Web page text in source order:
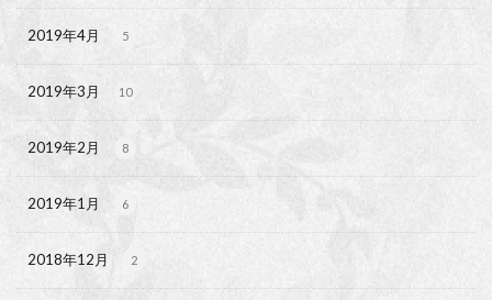
2019年4月 5
2019年3月 10
2019年2月 8
2019年1月 6
2018年12月 2